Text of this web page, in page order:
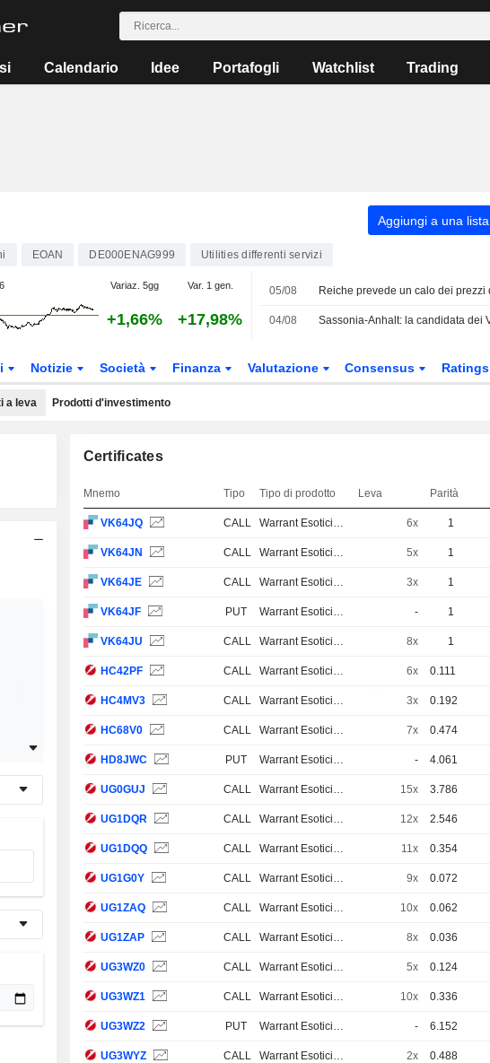
Calendario Idee Portafogli Watchlist Trading
Aggiungi a una lista
EOAN DE000ENAG999 Utilities differenti servizi
Variaz. 5gg Var. 1 gen.
+1,66% +17,98%
05/08
04/08
Notizie Società Finanza Valutazione Consensus Ratings
a leva Prodotti d'investimento
Certificates
Mnemo Tipo Tipo di prodotto Leva Parità
VK64JQ CALL Warrant Esotici e Strutturati 6x 1
VK64JN CALL Warrant Esotici e Strutturati 5x 1
VK64JE CALL Warrant Esotici e Strutturati 3x 1
VK64JF PUT Warrant Esotici e Strutturati - 1
VK64JU CALL Warrant Esotici e Strutturati 8x 1
HC42PF CALL Warrant Esotici e Strutturati 6x 0.111
HC4MV3 CALL Warrant Esotici e Strutturati 3x 0.192
HC68V0 CALL Warrant Esotici e Strutturati 7x 0.474
HD8JWC PUT Warrant Esotici e Strutturati - 4.061
UG0GUJ CALL Warrant Esotici e Strutturati 15x 3.786
UG1DQR CALL Warrant Esotici e Strutturati 12x 2.546
UG1DQQ CALL Warrant Esotici e Strutturati 11x 0.354
UG1G0Y CALL Warrant Esotici e Strutturati 9x 0.072
UG1ZAQ CALL Warrant Esotici e Strutturati 10x 0.062
UG1ZAP CALL Warrant Esotici e Strutturati 8x 0.036
UG3WZ0 CALL Warrant Esotici e Strutturati 5x 0.124
UG3WZ1 CALL Warrant Esotici e Strutturati 10x 0.336
UG3WZ2 PUT Warrant Esotici e Strutturati - 6.152
UG3WYZ CALL Warrant Esotici e Strutturati 2x 0.488